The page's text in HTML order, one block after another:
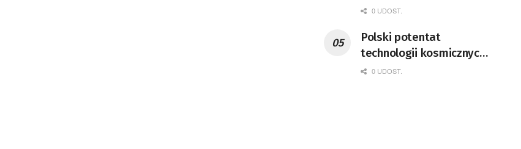
podaje dane
0 UDOST.
Polski potentat
technologii kosmicznych
wprowadzi się do Zielonej
0 UDOST.